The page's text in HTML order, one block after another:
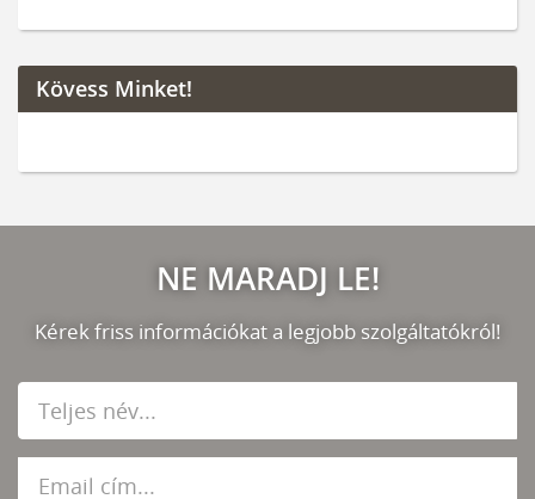
Kövess Minket!
NE MARADJ LE!
Kérek friss információkat a legjobb szolgáltatókról!